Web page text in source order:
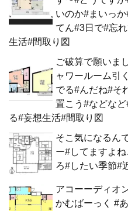
いのか#まいっ
てん#3日で#忘
生活#間取り図
ご破算で願いま
ャワールーム引
でる#んだね#そ
置こう#などな
る#妄想生活#間取り図
そこ気になるん
ー#してますよ
ろ#したい季節#
アコーーディオ
かむばーっく #